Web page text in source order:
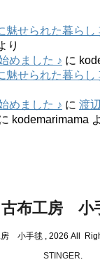
魅せられた暮らし
り
めました ♪ に
魅せられた暮らし
めました ♪ に 渡
kodemarimama
古布工房 小
小手毬 , 2026 All
STINGER